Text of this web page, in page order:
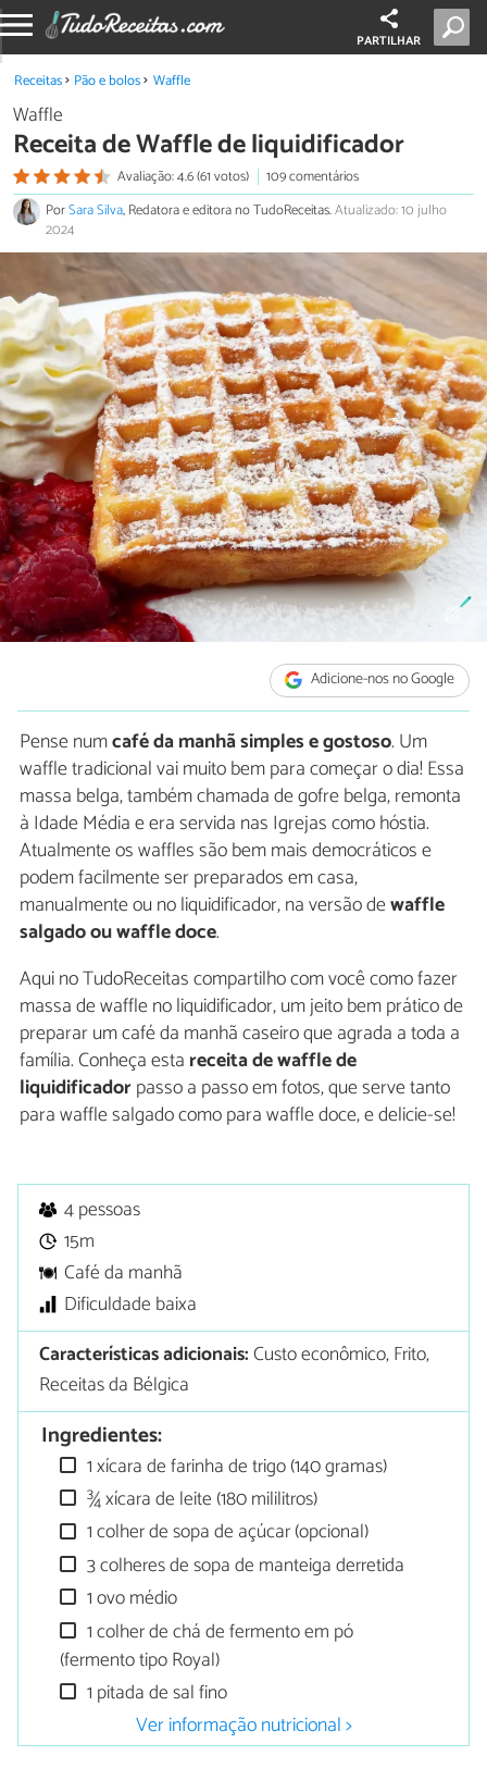
PARTILHAR
Receitas Pão e bolos Waffle
Waffle
Receita de Waffle de liquidificador
Avaliação: 4.6 (61 votos)
109 comentários
PorSara Silva, Redatora e editora no TudoReceitas.Atualizado: 10 julho
2024
Adicione-nos no Google
Pense numcafé da manhã simples e gostoso. Um
waffle tradicional vai muito bem para começar o dia! Essa
massa belga, também chamada de gofre belga, remonta
à Idade Média e era servida nas Igrejas como hóstia.
Atualmente os waffles são bem mais democráticos e
podem facilmente ser preparados em casa,
manualmente ou no liquidificador, na versão dewaffle
salgado ou waffle doce.
Aqui no TudoReceitas compartilho com você como fazer
massa de waffle no liquidificador, um jeito bem prático de
preparar um café da manhã caseiro que agrada a toda a
família. Conheça esta receita de waffle de
liquidificadorpasso a passo em fotos, que serve tanto
para waffle salgado como para waffle doce, e delicie-se!
4 pessoas
15m
Café da manhã
Dificuldade baixa
Características adicionais:Custo econômico, Frito,
Receitas da Bélgica
Ingredientes:
1 xícara de farinha de trigo (140 gramas)
¾ xícara de leite (180 mililitros)
1 colher de sopa de açúcar (opcional)
3 colheres de sopa de manteiga derretida
1 ovo médio
1 colher de chá de fermento em pó
(fermento tipo Royal)
1 pitada de sal fino
Ver informação nutricional >